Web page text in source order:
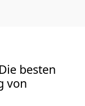
besten
von